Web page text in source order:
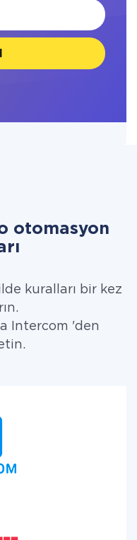
otomasyon
kuralları bir kez
Intercom 'den